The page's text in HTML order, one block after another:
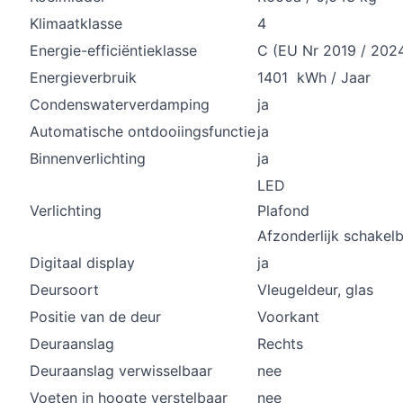
Klimaatklasse
4
Energie-efficiëntieklasse
C (EU Nr 2019 /
Energieverbruik
1401 kWh / Jaar
Condenswaterverdamping
ja
Automatische ontdooiingsfunctieja
Binnenverlichting
ja
Verlichting
LED
Plafond
Afzonderlijk
Digitaal display
ja
Deursoort
Vleugeldeur, glas
Positie van de deur
Voorkant
Deuraanslag
Rechts
Deuraanslag verwisselbaar
nee
Voeten in hoogte verstelbaar
nee